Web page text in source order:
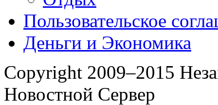
Пользовательское
Деньги и Экономика
Copyright 2009–2015
Новостной Сервер